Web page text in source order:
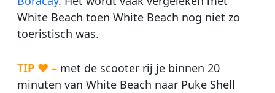
White Beach toen White Beach nog niet zo
toeristisch was.
TIP ♥ –met de scooter rij je binnen 20
minuten van White Beach naar Puke Shell